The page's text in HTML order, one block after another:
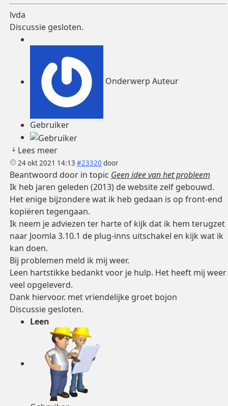
lvda
Discussie gesloten.
Onderwerp Auteur
Gebruiker
Lees meer
24 okt 2021 14:13 #23320 door
Beantwoord door in topic Geen idee van het probleem
Ik heb jaren geleden (2013) de website zelf gebouwd.
Het enige bijzondere wat ik heb gedaan is op front-end
kopiëren tegengaan.
Ik neem je adviezen ter harte of kijk dat ik hem terugzet
naar Joomla 3.10.1 de plug-inns uitschakel en kijk wat ik
kan doen.
Bij problemen meld ik mij weer.
Leen hartstikke bedankt voor je hulp. Het heeft mij weer
veel opgeleverd.
Dank hiervoor. met vriendelijke groet bojon
Discussie gesloten.
Leen